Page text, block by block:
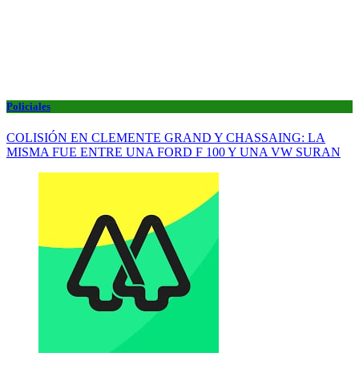
Policiales
COLISIÓN EN CLEMENTE GRAND Y CHASSAING: LA
MISMA FUE ENTRE UNA FORD F 100 Y UNA VW SURAN